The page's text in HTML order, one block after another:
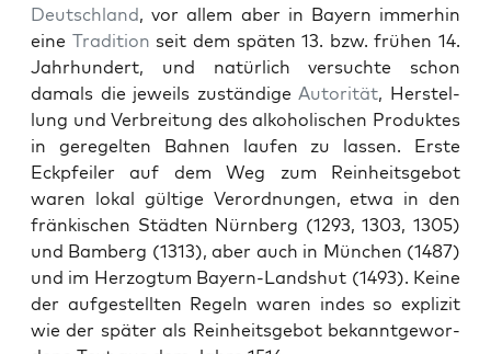
Deutsch­land, vor allem aber in Bay­ern immer­hin
eine Tra­di­tion seit dem späten 13. bzw. frühen 14.
Jahrhun­dert, und natür­lich ver­suchte schon
damals die jew­eils zuständi­geAutorität, Her­stel­
lung und Ver­bre­itung des alko­holis­chen Pro­duk­tes
in geregel­ten Bah­nen laufen zu lassen. Erste
Eckpfeil­er auf dem Weg zum Rein­heits­ge­bot
waren lokal gültige Verord­nun­gen, etwa in den
fränkischen Städten Nürn­berg (1293, 1303, 1305)
und Bam­berg (1313), aber auch in München (1487)
und im Her­zog­tum Bay­ern-Land­shut (1493). Keine
der aufgestell­ten Regeln waren indes so expliz­it
wie der später als Rein­heits­ge­bot bekan­nt­ge­wor­